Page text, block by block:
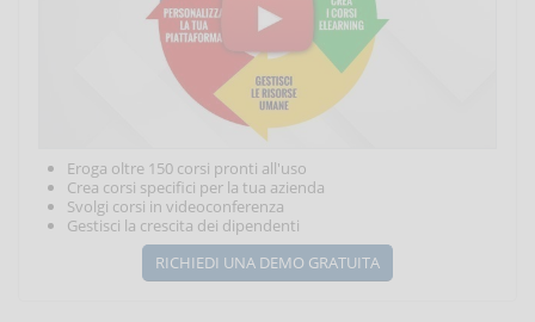
Eroga oltre 150 corsi pronti all'uso
Crea corsi specifici per la tua azienda
Svolgi corsi in videoconferenza
Gestisci la crescita dei dipendenti
RICHIEDI UNA DEMO GRATUITA